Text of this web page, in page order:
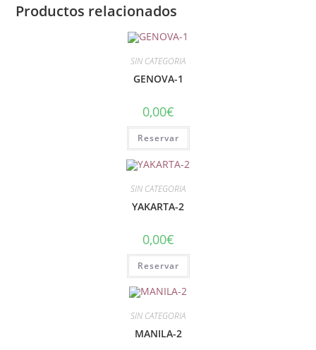
Productos relacionados
SIN CATEGORIA
GENOVA-1
0,00€
Reservar
SIN CATEGORIA
YAKARTA-2
0,00€
Reservar
SIN CATEGORIA
MANILA-2